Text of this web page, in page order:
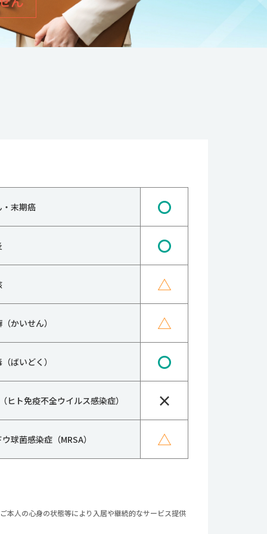
・末期癌 〇
〇
△
かいせん） △
ばいどく） 〇
ヒト免疫不全ウイルス感染症） ×
球菌感染症（MRSA） △
人の心身の状態等により入居や継続的なサービス提供